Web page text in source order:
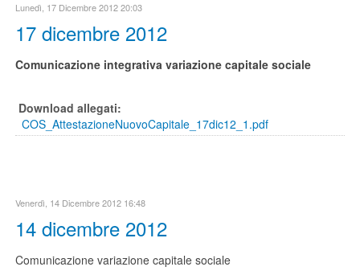
Lunedì, 17 Dicembre 2012 20:03
17 dicembre 2012
Comunicazione integrativa variazione capitale sociale
Download allegati:
COS_AttestazioneNuovoCapitale_17dic12_1.pdf
Venerdì, 14 Dicembre 2012 16:48
14 dicembre 2012
Comunicazione variazione capitale sociale